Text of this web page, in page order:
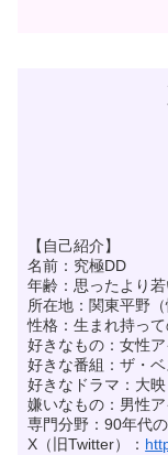
【自己紹介】
名前：究極DD
年齢：思ったより
所在地：関東平野（
性格：生まれ持っ
好きなもの：女性
好きな番組：ザ・
好きなドラマ：大
嫌いなもの：男性
専門分野：90年代
X（旧Twitter）：